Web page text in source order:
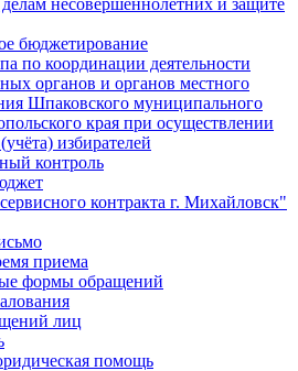
несовершеннолетних и защите
бюджетирование
по координации деятельности
органов и органов местного
Шпаковского муниципального
края при осуществлении
избирателей
контроль
контракта г. Михайловск"
приема
формы обращений
лиц
помощь